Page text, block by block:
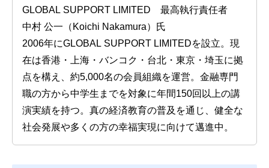
GLOBAL SUPPORT LIMITED 最高執行責任者
中村 公一（Koichi Nakamura）氏
2006年にGLOBAL SUPPORT LIMITEDを設立。現
在は香港・上海・バンコク・台北・東京・埼玉に拠
点を構え、約5,000名の会員組織を運営。金融専門
職の方から中学生までを対象に年間150回以上の講
演実績を持つ。真の経済教育の普及を通じ、健全な
社会発展や多くの方の幸福実現に向けて邁進中。